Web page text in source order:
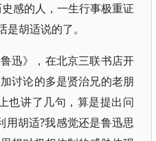
感的人，一生行事极重证
胡适说的了。
迅》，在北京三联书店开
讨论的多是贤治兄的老朋
也讲了几句，算是提出问
胡适?我感觉还是鲁迅思